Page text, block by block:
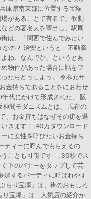
庫県南東部に位置する宝塚
があることで有名で、歌劇
どの著名人を輩出し、駅周
は、「関西で住んでみたい
の？ 治安というと、不動産
ね、なんでか、というとあ
物件があった場合に話をフ
たらどうしよう。 令和元年
金持ちであることをにおわせ
代にかけて形成された、 阪
間モダニズムとは、 現在の
、お金持ちはなぜその街を選
きます！, 40万ダウンロード
に女性を呼びたいお金持ち
ティーに呼んでもらえるの
ことも可能です！, 30秒でス
下のバナーをタップして芸
加するパーティに呼ばれやす
らり宝塚」は、街のおもしろ
り宝塚」は、人気店の紹介か